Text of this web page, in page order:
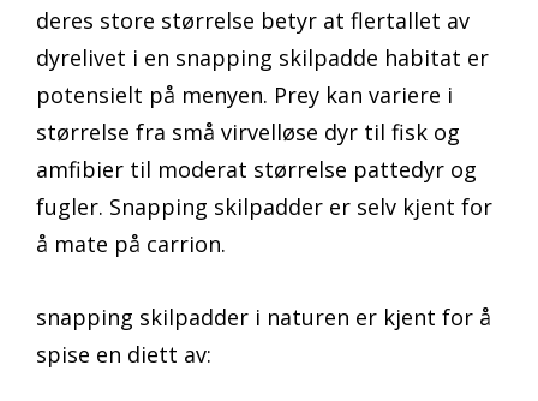
deres store størrelse betyr at flertallet av
dyrelivet i en snapping skilpadde habitat er
potensielt på menyen. Prey kan variere i
størrelse fra små virvelløse dyr til fisk og
amfibier til moderat størrelse pattedyr og
fugler. Snapping skilpadder er selv kjent for
å mate på carrion.
snapping skilpadder i naturen er kjent for å
spise en diett av: